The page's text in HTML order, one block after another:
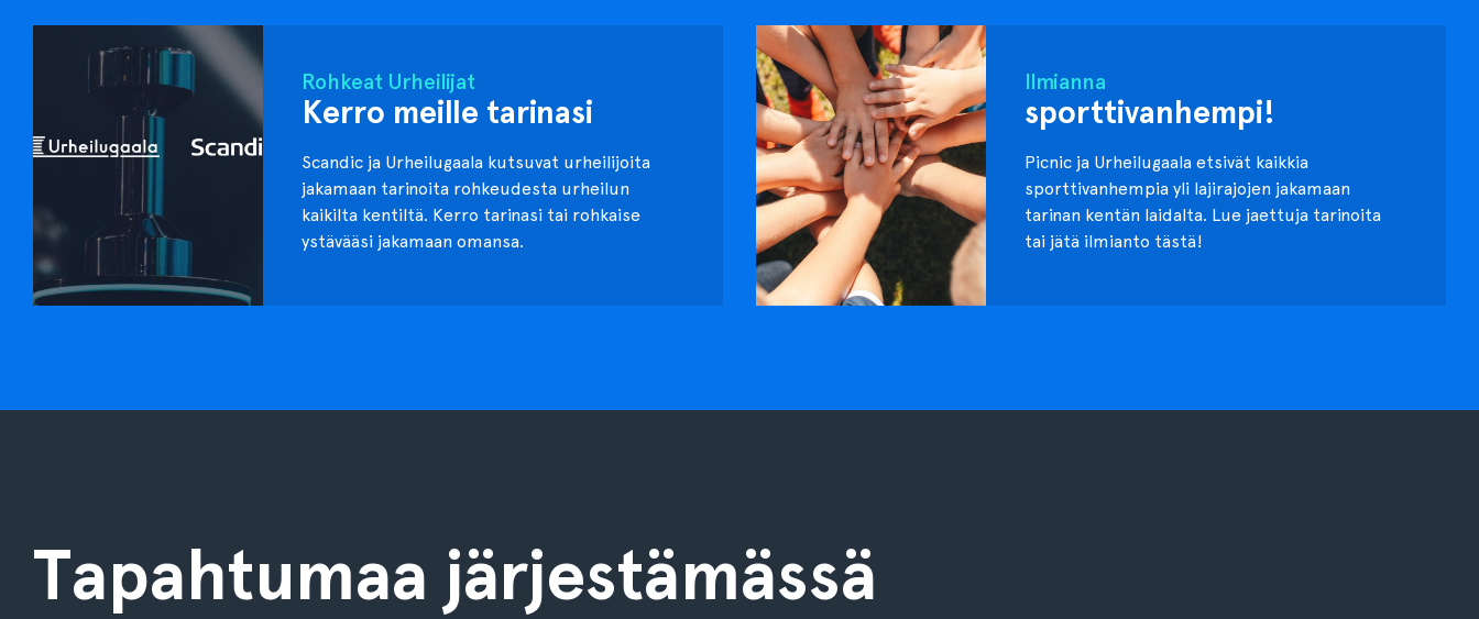
Rohkeat Urheilijat
Kerro meille tarinasi
Scandic ja Urheilugaala kutsuvat urheilijoita
jakamaan tarinoita rohkeudesta urheilun
kaikilta kentiltä. Kerro tarinasi tai rohkaise
ystävääsi jakamaan omansa.
Ilmianna
sporttivanhempi!
Picnic ja Urheilugaala etsivät kaikkia
sporttivanhempia yli lajirajojen jakamaan
tarinan kentän laidalta. Lue jaettuja tarinoita
tai jätä ilmianto tästä!
Tapahtumaa järjestämässä